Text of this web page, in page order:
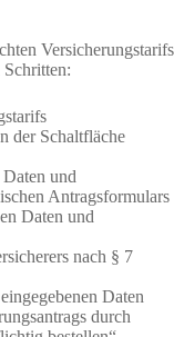
Versicherungstarifs
der Schaltfläche
und
Antragsformulars
Daten und
nach § 7
Daten
durch